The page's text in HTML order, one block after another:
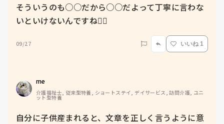
そういうのも○○だから○○だよって丁寧に言わな
いといけないんですね😮‍💨
09/27 いいね 1
me
介護福祉士, 従来型特養, ショートステイ, デイサービス, 訪問介護, ユニ
ット型特養
自分に子供産まれると、文章を正しく言うように意